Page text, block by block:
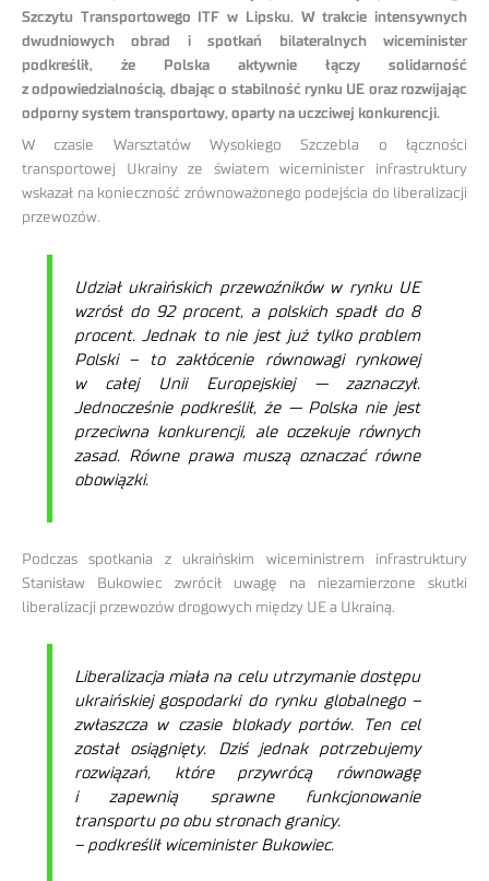
Szczytu Transportowego ITF w Lipsku. W trakcie intensywnych
dwudniowych obrad i spotkań bilateralnych wiceminister
podkreślił, że Polska aktywnie łączy solidarność
z odpowiedzialnością, dbając o stabilność rynku UE oraz rozwijając
odporny system transportowy, oparty na uczciwej konkurencji.
W czasie Warsztatów Wysokiego Szczebla o łączności
transportowej Ukrainy ze światem wiceminister infrastruktury
wskazał na konieczność zrównoważonego podejścia do liberalizacji
przewozów.
Udział ukraińskich przewoźników w rynku UE
wzrósł do 92 procent, a polskich spadł do 8
procent. Jednak to nie jest już tylko problem
Polski – to zakłócenie równowagi rynkowej
w całej Unii Europejskiej — zaznaczył.
Jednocześnie podkreślił, że — Polska nie jest
przeciwna konkurencji, ale oczekuje równych
zasad. Równe prawa muszą oznaczać równe
obowiązki.
Podczas spotkania z ukraińskim wiceministrem infrastruktury
Stanisław Bukowiec zwrócił uwagę na niezamierzone skutki
liberalizacji przewozów drogowych między UE a Ukrainą.
Liberalizacja miała na celu utrzymanie dostępu
ukraińskiej gospodarki do rynku globalnego –
zwłaszcza w czasie blokady portów. Ten cel
został osiągnięty. Dziś jednak potrzebujemy
rozwiązań, które przywrócą równowagę
i zapewnią sprawne funkcjonowanie
transportu po obu stronach granicy.
– podkreślił wiceminister Bukowiec.